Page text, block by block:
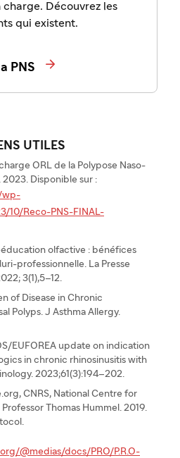
Découvrez les
qui existent.
PNS 
UTILES
ORL de la Polypose Naso-
2023. Disponible sur :
wp-
10/Reco-PNS-FINAL-
olfactive : bénéfices
professionnelle. La Presse
3(1),5–12.
of Disease in Chronic
Polyps. J Asthma Allergy.
EUFOREA update on indication
in chronic rhinosinusitis with
2023;61(3):194–202.
CNRS, National Centre for
Thomas Hummel. 2019.
@medias/docs/PRO/P.R.O-